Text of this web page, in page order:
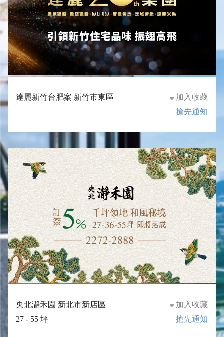
達麗新竹台肥案 新竹市東區
加入收藏
搶先通知
央北瀞禾園 新北市新店區
27 - 55 坪
加入收藏
搶先通知